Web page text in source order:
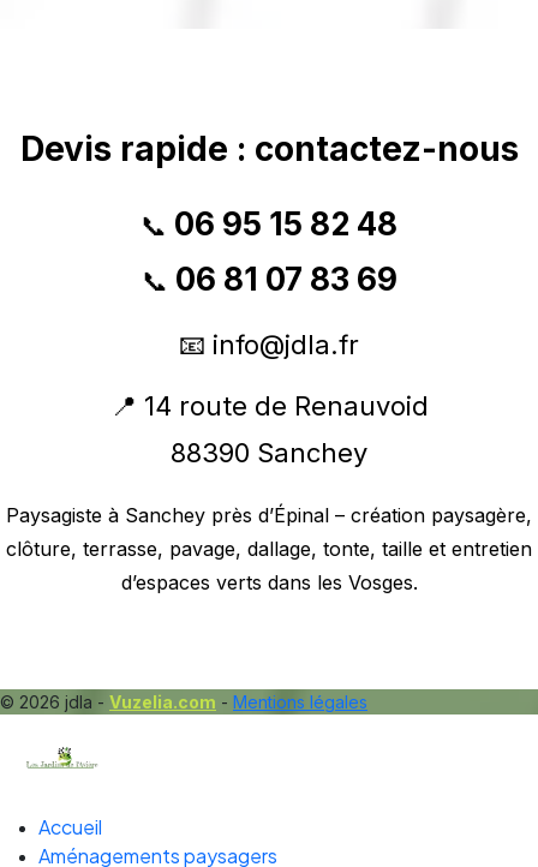
Devis rapide : contactez-nous
📞 06 95 15 82 48
📞 06 81 07 83 69
📧 info@jdla.fr
📍 14 route de Renauvoid
88390 Sanchey
Paysagiste à Sanchey près d’Épinal – création paysagère,
clôture, terrasse, pavage, dallage, tonte, taille et entretien
d’espaces verts dans les Vosges.
© 2026 jdla - Vuzelia.com - Mentions légales
Accueil
Aménagements paysagers